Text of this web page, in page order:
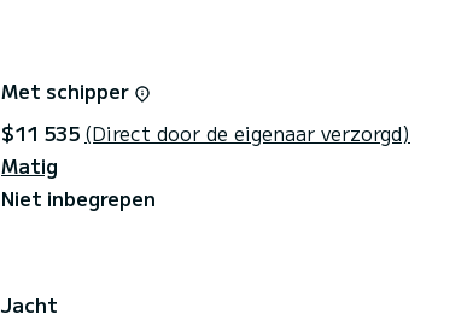
Met schipper
$11 535 (Direct door de eigenaar verzorgd)
Matig
Niet inbegrepen
Jacht